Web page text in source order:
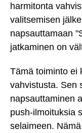
harmitonta
valitsemisen
napsauttamaan
jatkaminen on
Tämä toiminto ei
vahvistusta. Sen
napsauttaminen
push-ilmoituksia
selaimeen.